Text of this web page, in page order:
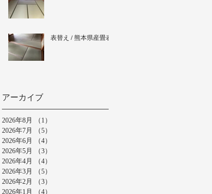
表替え / 熊本県産畳表
アーカイブ
2026年8月 （1）
2026年7月
（5）
2026年6月
（4）
2026年5月
（3）
2026年4月
（4）
2026年3月
（5）
2026年2月
（3）
2026年1月
（4）